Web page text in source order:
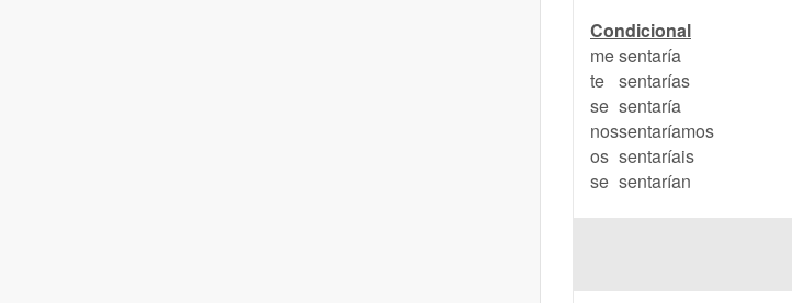
Condicional
mesentaría
te sentarías
se sentaría
nossentaríamos
os sentaríais
se sentarían